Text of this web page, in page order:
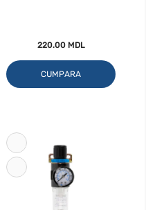
220.00 MDL
CUMPARA